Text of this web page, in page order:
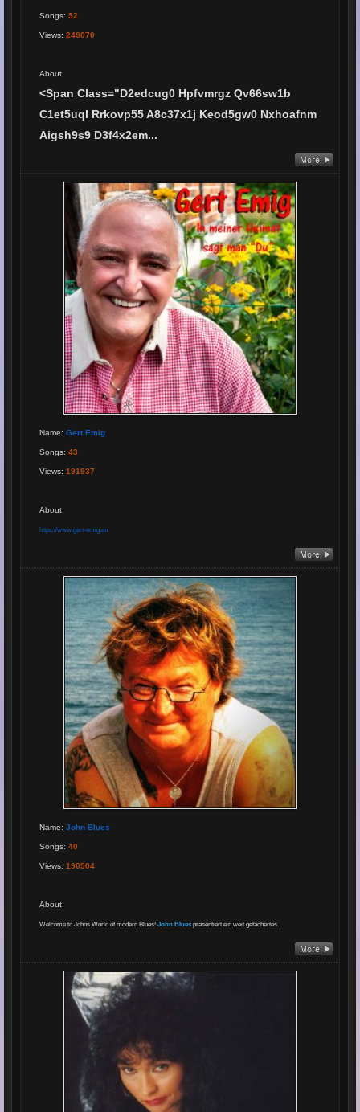
Songs: 52
Views: 249070
About:
<span Class="d2edcug0 Hpfvmrgz Qv66sw1b
C1et5uql Rrkovp55 A8c37x1j Keod5gw0 Nxhoafnm
Aigsh9s9 D3f4x2em...
Name: Gert Emig
Songs: 43
Views: 191937
About:
https://www.gert-emig.eu
Name: John Blues
Songs: 40
Views: 190504
About:
Welcome to Johns World of modern Blues! John Blues präsentiert ein weit gefächertes...